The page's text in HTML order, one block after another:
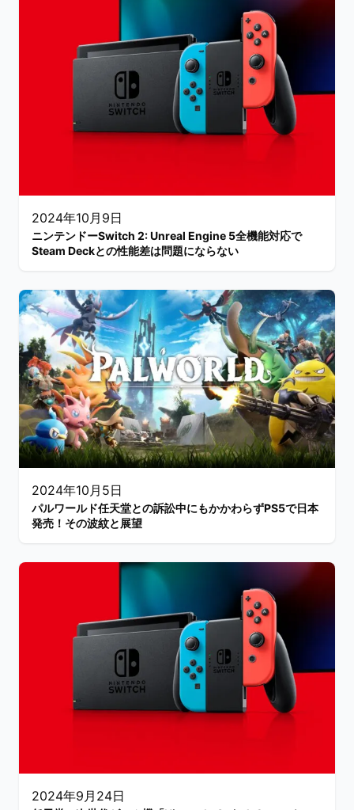
2024年10月9日
ニンテンドーSwitch 2: Unreal Engine 5全機能対応で
Steam Deckとの性能差は問題にならない
2024年10月5日
パルワールド任天堂との訴訟中にもかかわらずPS5で日本
発売！その波紋と展望
2024年9月24日